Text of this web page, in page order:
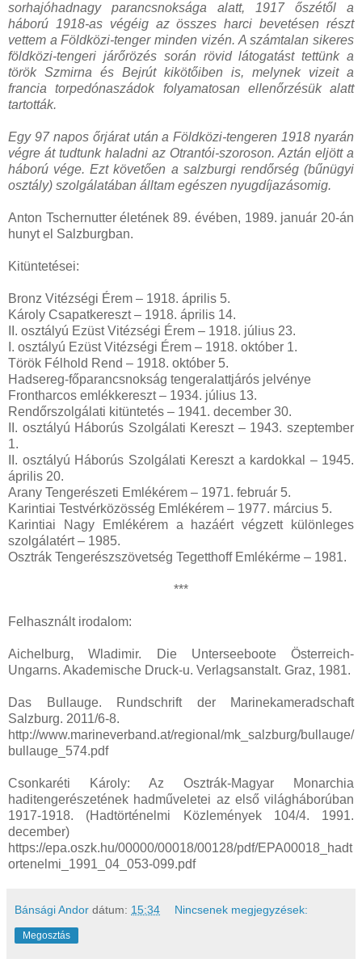
sorhajóhadnagy parancsnoksága alatt, 1917 őszétől a
háború 1918-as végéig az összes harci bevetésen részt
vettem a Földközi-tenger minden vizén. A számtalan sikeres
földközi-tengeri járőrözés során rövid látogatást tettünk a
török Szmirna és Bejrút kikötőiben is, melynek vizeit a
francia torpedónaszádok folyamatosan ellenőrzésük alatt
tartották.
Egy 97 napos őrjárat után a Földközi-tengeren 1918 nyarán
végre át tudtunk haladni az Otrantói-szoroson. Aztán eljött a
háború vége. Ezt követően a salzburgi rendőrség (bűnügyi
osztály) szolgálatában álltam egészen nyugdíjazásomig.
Anton Tschernutter életének 89. évében, 1989. január 20-án
hunyt el Salzburgban.
Kitüntetései:
Bronz Vitézségi Érem – 1918. április 5.
Károly Csapatkereszt – 1918. április 14.
II. osztályú Ezüst Vitézségi Érem – 1918. július 23.
I. osztályú Ezüst Vitézségi Érem – 1918. október 1.
Török Félhold Rend – 1918. október 5.
Hadsereg-főparancsnokság tengeralattjárós jelvénye
Frontharcos emlékkereszt – 1934. július 13.
Rendőrszolgálati kitüntetés – 1941. december 30.
II. osztályú Háborús Szolgálati Kereszt – 1943. szeptember
1.
II. osztályú Háborús Szolgálati Kereszt a kardokkal – 1945.
április 20.
Arany Tengerészeti Emlékérem – 1971. február 5.
Karintiai Testvérközösség Emlékérem – 1977. március 5.
Karintiai Nagy Emlékérem a hazáért végzett különleges
szolgálatért – 1985.
Osztrák Tengerészszövetség Tegetthoff Emlékérme – 1981.
***
Felhasznált irodalom:
Aichelburg, Wladimir. Die Unterseeboote Österreich-
Ungarns. Akademische Druck-u. Verlagsanstalt. Graz, 1981.
Das Bullauge. Rundschrift der Marinekameradschaft
Salzburg. 2011/6-8.
http://www.marineverband.at/regional/mk_salzburg/bullauge/
bullauge_574.pdf
Csonkaréti Károly: Az Osztrák-Magyar Monarchia
haditengerészetének hadműveletei az első világháborúban
1917-1918. (Hadtörténelmi Közlemények 104/4. 1991.
december)
https://epa.oszk.hu/00000/00018/00128/pdf/EPA00018_hadt
ortenelmi_1991_04_053-099.pdf
Bánsági Andor dátum: 15:34 Nincsenek megjegyzések:
Megosztás